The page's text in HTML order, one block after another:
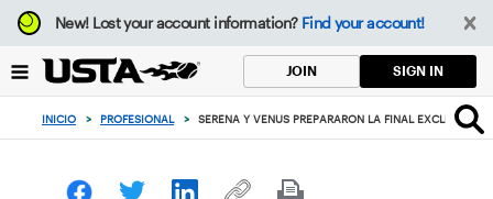
Enfoque
desde
botón
volver
principio
New!Lost your account information? Find your account!
JOIN SIGN IN
INICIO > PROFESIONAL > SERENA Y VENUS PREPARARON LA FINAL